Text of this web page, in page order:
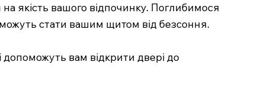
на якість вашого відпочинку. Поглибимося
стати вашим щитом від безсоння.
допоможуть вам відкрити двері до